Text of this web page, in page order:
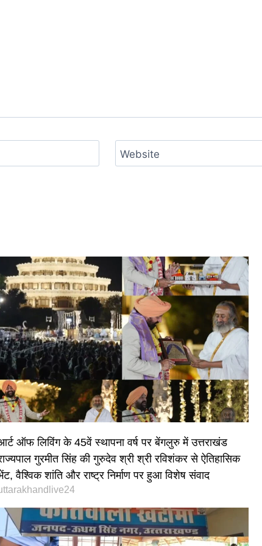
Website
ऑफ लिविंग के 45वें स्थापना वर्ष पर बेंगलुरु में उत्तराखंड
गुरमीत सिंह की गुरुदेव श्री श्री रविशंकर से ऐतिहासिक
वैश्विक शांति और राष्ट्र निर्माण पर हुआ विशेष संवाद